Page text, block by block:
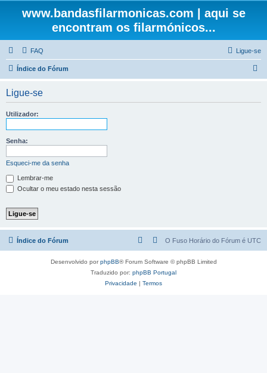
www.bandasfilarmonicas.com | aqui se
encontram os filarmónicos...
FAQ Ligue-se
Índice do Fórum
Ligue-se
Utilizador:
Senha:
Esqueci-me da senha
Lembrar-me
Ocultar o meu estado nesta sessão
Índice do Fórum O Fuso Horário do Fórum é UTC
Desenvolvido porphpBB® Forum Software © phpBB Limited
Traduzido por: phpBB Portugal
Privacidade | Termos